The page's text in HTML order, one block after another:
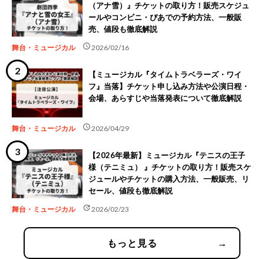
（アナ雪）』チケットの取り方！販売スケジュ
ールやコンビニ・ぴあでの予約方法、一般販
売、値段も徹底解説
舞台・ミュージカル schedule2026/02/16
【ミュージカル『タイムトラベラーズ・ワイ
フ』当落】チケット申し込み方法や公演日程・
会場、あらすじや当落発表について徹底解説
舞台・ミュージカル schedule2026/04/29
【2026年最新】ミュージカル『テニスの王子
様（テニミュ） 』チケットの取り方！販売スケ
ジュールやチケットの購入方法、一般販売、リ
セール、値段も徹底解説
舞台・ミュージカル update2026/02/23
もっと見る →